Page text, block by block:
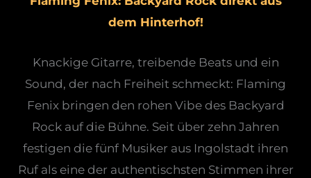
dem Hinterhof!
Knackige Gitarre, treibende Beats und ein
Sound, der nach Freiheit schmeckt: Flaming
Fenix bringen den rohen Vibe des Backyard
Rock auf die Bühne. Seit über zehn Jahren
festigen die fünf Musiker aus Ingolstadt ihren
Ruf als eine der authentischsten Stimmen ihrer